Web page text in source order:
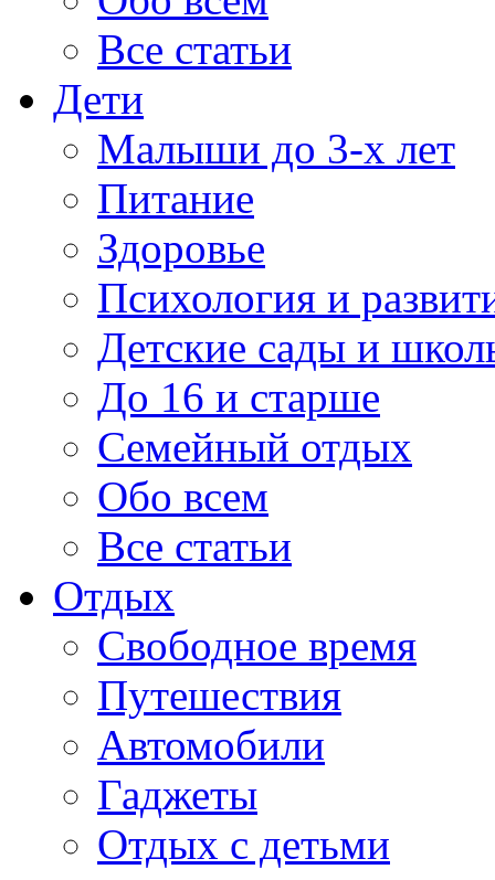
Все статьи
Дети
Малыши до 3-х лет
Питание
Здоровье
Психология и
Детские сады и
До 16 и старше
Семейный отдых
Обо всем
Все статьи
Отдых
Свободное время
Путешествия
Автомобили
Гаджеты
Отдых с детьми